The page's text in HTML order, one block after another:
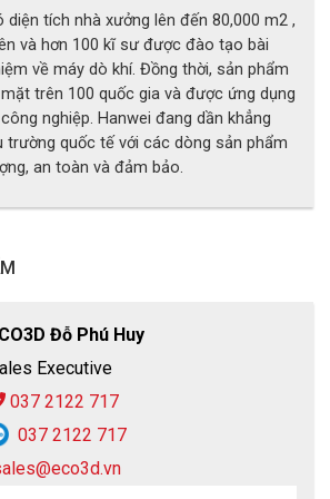
Điểm Tính Năng
có khả năng phản hồi tín hiệu khi
rất nhanh và liên tục không ngừng
diện tích nhà xưởng lên đến 80,000 m2 ,
và hơn 100 kĩ sư được đào tạo bài
về máy dò khí. Đồng thời, sản phẩm
trên 100 quốc gia và được ứng dụng
nghiệp. Hanwei đang dần khẳng
trường quốc tế với các dòng sản phẩm
an toàn và đảm bảo.
Đỗ Phú Huy
Executive
037 2122 717
037 2122 717